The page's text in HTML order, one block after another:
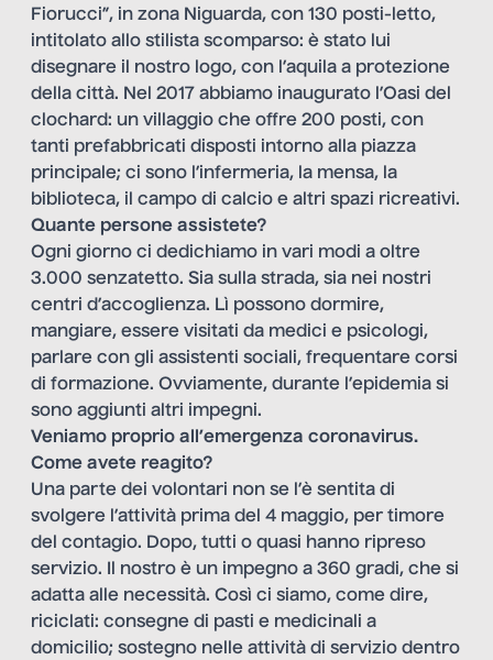
Fiorucci”, in zona Niguarda, con 130 posti-letto,
intitolato allo stilista scomparso: è stato lui
disegnare il nostro logo, con l’aquila a protezione
della città. Nel 2017 abbiamo inaugurato l’Oasi del
clochard: un villaggio che offre 200 posti, con
tanti prefabbricati disposti intorno alla piazza
principale; ci sono l’infermeria, la mensa, la
biblioteca, il campo di calcio e altri spazi ricreativi.
Quante persone assistete?
Ogni giorno ci dedichiamo in vari modi a oltre
3.000 senzatetto. Sia sulla strada, sia nei nostri
centri d’accoglienza. Lì possono dormire,
mangiare, essere visitati da medici e psicologi,
parlare con gli assistenti sociali, frequentare corsi
di formazione. Ovviamente, durante l’epidemia si
sono aggiunti altri impegni.
Veniamo proprio all’emergenza coronavirus.
Come avete reagito?
Una parte dei volontari non se l’è sentita di
svolgere l’attività prima del 4 maggio, per timore
del contagio. Dopo, tutti o quasi hanno ripreso
servizio. Il nostro è un impegno a 360 gradi, che si
adatta alle necessità. Così ci siamo, come dire,
riciclati: consegne di pasti e medicinali a
domicilio; sostegno nelle attività di servizio dentro